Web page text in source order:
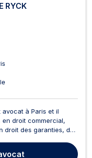
RYCK
avocat à Paris et il
droit commercial,
des garanties, des
Maître Xavier DE RYCK